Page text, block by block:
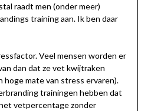
raadt men (onder meer)
training aan. Ik ben daar
Veel mensen worden er
dan dat ze vet kwijtraken
hoge mate van stress ervaren).
trainingen hebben dat
vetpercentage zonder